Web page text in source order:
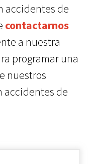
accidentes de
contactarnos
a nuestra
programar una
nuestros
accidentes de